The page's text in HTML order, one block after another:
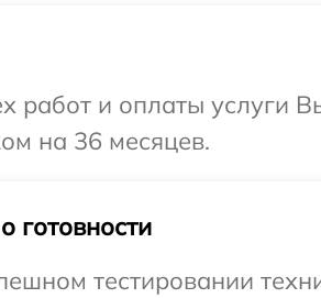
работ и оплаты услуги
на 36 месяцев.
готовности
тестировании